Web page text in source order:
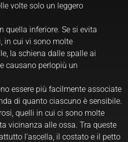
volte solo un leggero
quella inferiore. Se si evita
in cui vi sono molte
la schiena dalle spalle ai
causano perlopiù un
essere più facilmente associate
di quanto ciascuno è sensibile.
quelli in cui ci sono molte
vicinanza alle ossa. Tra queste
l’ascella, il costato e il petto